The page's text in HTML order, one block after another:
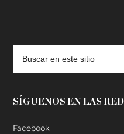
SÍGUENOS EN LAS
Facebook